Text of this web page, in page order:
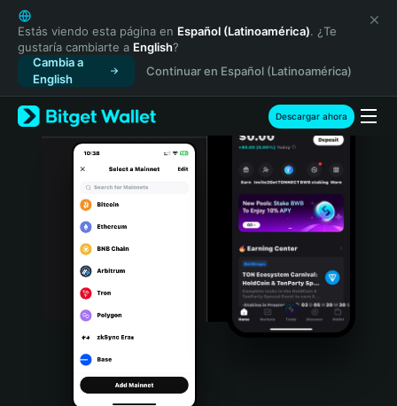
English
日本語
Tiếng Việt
Русский
Español (Latinoamérica)
Türkçe
Italiano
Português (Portugal)
Bahasa Indonesia
Português (Brasil)
Español (Argentina)
Estás viendo esta página en Español (Latinoamérica). ¿Te
gustaría cambiarte a English?
Cambia a
English
Continuar en Español (Latinoamérica)
Descargar ahora